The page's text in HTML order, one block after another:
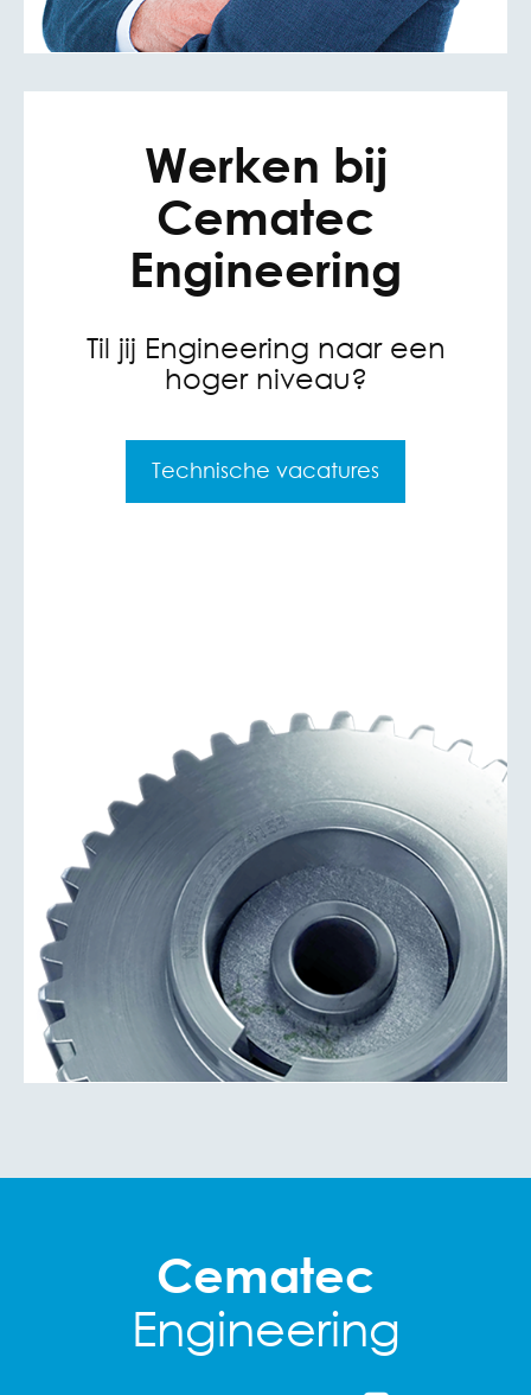
Werken bij
Cematec
Engineering
Til jij Engineering naar een
hoger niveau?
Technische vacatures
Cematec
Engineering